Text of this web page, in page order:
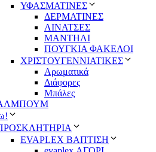
ΥΦΑΣΜΑΤΙΝΕΣ
ΔΕΡΜΑΤΙΝΕΣ
ΛΙΝΑΤΣΕΣ
ΜΑΝΤΗΛΙ
ΠΟΥΓΚΙΑ ΦΑΚΕΛΟΙ
ΧΡΙΣΤΟΥΓΕΝΝΙΑΤΙΚΕΣ
Αρωματικά
Διάφορες
Μπάλες
EVAPLEX ΒΑΠΤΙΣΗ